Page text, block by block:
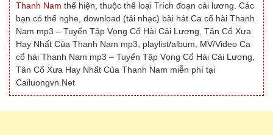
Thanh Nam thể hiện, thuộc thể loại Trích đoạn cải lương. Các
bạn có thể nghe, download (tải nhạc) bài hát Ca cổ hài Thanh
Nam mp3 – Tuyển Tập Vọng Cổ Hài Cải Lương, Tân Cổ Xưa
Hay Nhất Của Thanh Nam mp3, playlist/album, MV/Video Ca
cổ hài Thanh Nam mp3 – Tuyển Tập Vọng Cổ Hài Cải Lương,
Tân Cổ Xưa Hay Nhất Của Thanh Nam miễn phí tại
Cailuongvn.Net